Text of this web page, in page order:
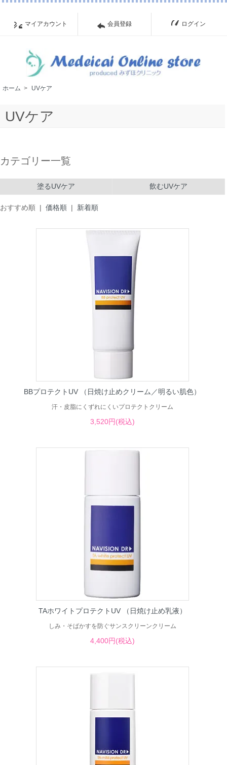
マイアカウント 会員登録 ログイン
ホーム > UVケア
UVケア
カテゴリー一覧
塗るUVケア 飲むUVケア
おすすめ順 | 価格順 | 新着順
BBプロテクトUV （日焼け止めクリーム／明るい肌色）
汗・皮脂にくずれにくいプロテクトクリーム
3,520円(税込)
TAホワイトプロテクトUV （日焼け止め乳液）
しみ・そばかすを防ぐサンスクリーンクリーム
4,400円(税込)